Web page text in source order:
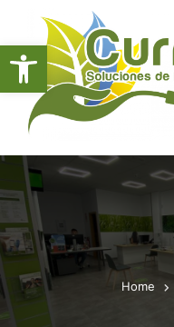
Abrir barra de
Home